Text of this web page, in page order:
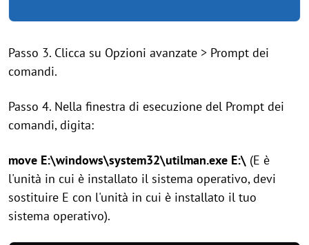
Passo 3. Clicca su Opzioni avanzate > Prompt dei
comandi.
Passo 4. Nella finestra di esecuzione del Prompt dei
comandi, digita:
move E:\windows\system32\utilman.exe E:\ (E è
l'unità in cui è installato il sistema operativo, devi
sostituire E con l'unità in cui è installato il tuo
sistema operativo).